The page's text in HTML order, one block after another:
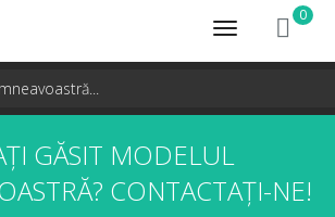
Toggle
navigation
0
GĂSIT MODELUL
CONTACTAȚI-NE!